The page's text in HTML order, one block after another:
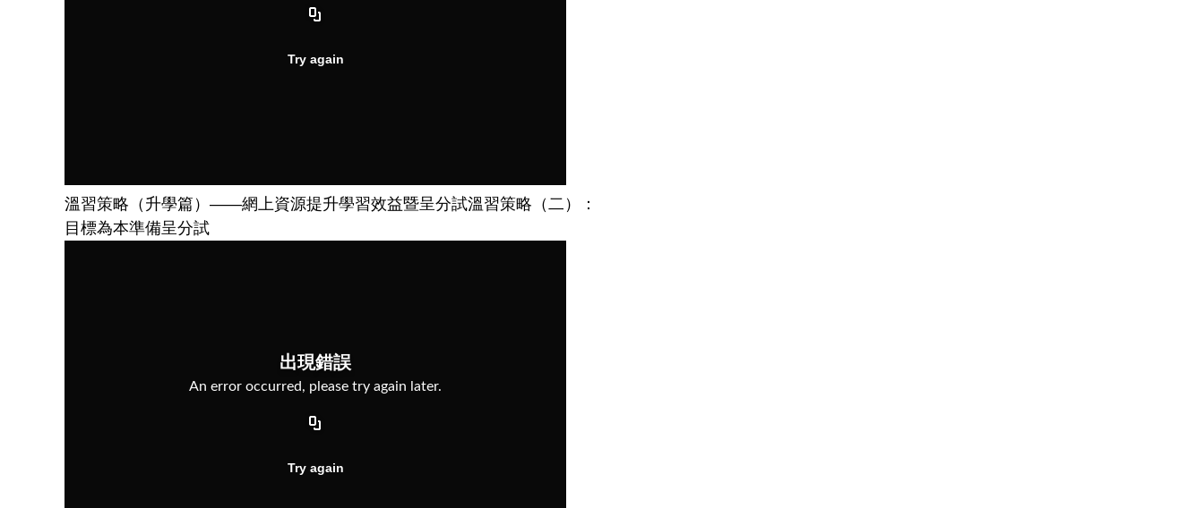
溫習策略（升學篇）——網上資源提升學習效益暨呈分試溫習策略（二）：
目標為本準備呈分試